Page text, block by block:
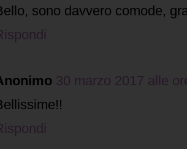
sono davvero comode,
30 marzo 2017 alle